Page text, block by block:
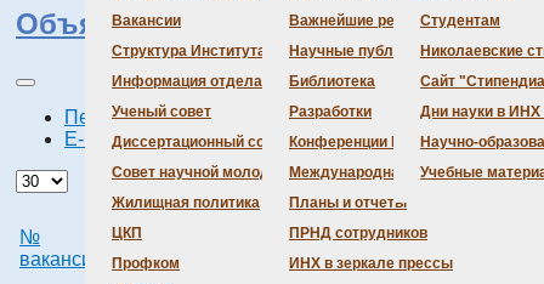
Бланки
История
Локальные
Вакансии
Структура Института
Информация отдела кадров
Ученый совет
Повестка
Информация
Диссертационный совет
Даты защит
Шифры
Совет научной молодежи
Жилищная политика
ЦКП
Профком
Награды
Важнейшие результаты
Научные публикации сотрудников
Библиотека
Разработки
Конференции Института
Международная деятельность
Планы и отчеты
ПРНД сотрудников
ИНХ в зеркале прессы
Студентам
Николаевские
Сайт
Дни науки в
Научно-
Учебные
Объявления о конкурсах
Печать
E-mail
№
вакансии
Наименование
вакансии